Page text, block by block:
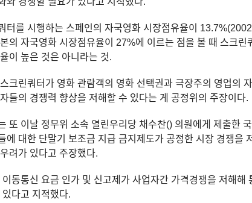
터를 시행하는 스페인의 자국영화 시장점유율이
의 자국영화 시장점유율이 27%에 이르는 점을 볼 때 스크린
이 높은 것은 아니라는 것.
크린쿼터가 영화 관람객의 영화 선택권과 극장주의 영업의
들의 경쟁력 향상을 저해할 수 있다는 게 공정위의 주장이다.
또 이날 정무위 소속 열린우리당 채수찬() 의원에게 제출한
에 대한 단말기 보조금 지급 금지제도가 공정한 시장 경쟁을
려가 있다고 주장했다.
이동통신 요금 인가 및 신고제가 사업자간 가격경쟁을 저해해
있다고 지적했다.